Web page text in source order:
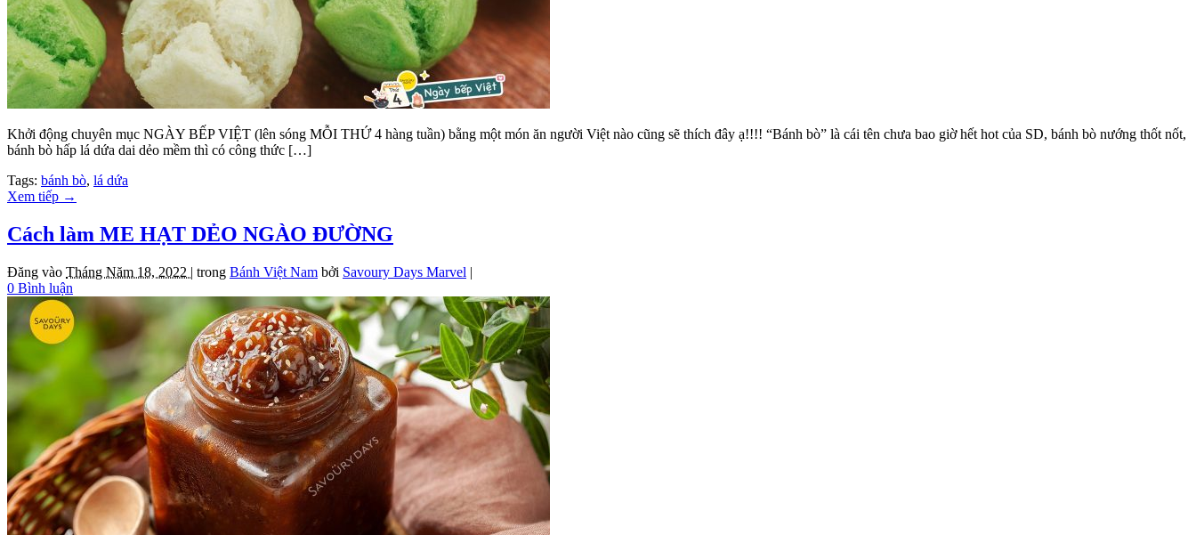
Khởi động chuyên mục NGÀY BẾP VIỆT (lên sóng MỖI THỨ 4 hàng tuần) bằng một món ăn người Việt nào cũng sẽ thích đây ạ!!!! “Bánh bò” là cái tên chưa bao giờ hết hot của SD, bánh bò nướng thốt nốt,
bánh bò hấp lá dứa dai dẻo mềm thì có công thức […]
Tags: bánh bò, lá dứa
Xem tiếp →
Cách làm ME HẠT DẺO NGÀO ĐƯỜNG
Đăng vào Tháng Năm 18, 2022 | trong Bánh Việt Nam bởi Savoury Days Marvel |
0 Bình luận